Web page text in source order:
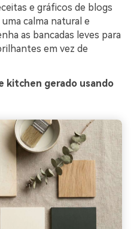
e gráficos de blogs
calma natural e
as bancadas leves para
em vez de
kitchen gerado usando